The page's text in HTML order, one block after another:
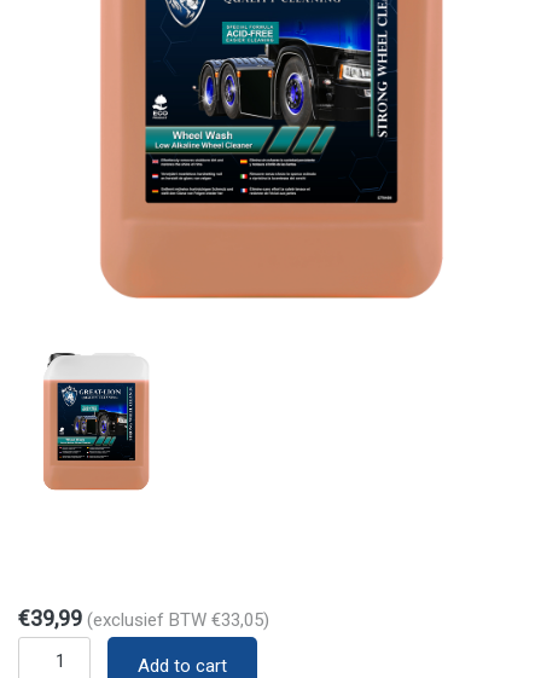
€39,99 (exclusief BTW €33,05)
Quantity
Add to cart